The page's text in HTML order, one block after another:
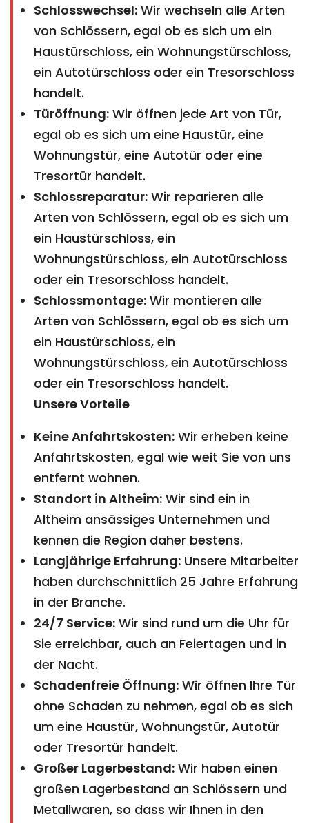
Schlosswechsel: Wir wechseln alle Arten
von Schlössern, egal ob es sich um ein
Haustürschloss, ein Wohnungstürschloss,
ein Autotürschloss oder ein Tresorschloss
handelt.
Türöffnung: Wir öffnen jede Art von Tür,
egal ob es sich um eine Haustür, eine
Wohnungstür, eine Autotür oder eine
Tresortür handelt.
Schlossreparatur: Wir reparieren alle
Arten von Schlössern, egal ob es sich um
ein Haustürschloss, ein
Wohnungstürschloss, ein Autotürschloss
oder ein Tresorschloss handelt.
Schlossmontage: Wir montieren alle
Arten von Schlössern, egal ob es sich um
ein Haustürschloss, ein
Wohnungstürschloss, ein Autotürschloss
oder ein Tresorschloss handelt.
Unsere Vorteile
Keine Anfahrtskosten: Wir erheben keine
Anfahrtskosten, egal wie weit Sie von uns
entfernt wohnen.
Standort in Altheim: Wir sind ein in
Altheim ansässiges Unternehmen und
kennen die Region daher bestens.
Langjährige Erfahrung: Unsere Mitarbeiter
haben durchschnittlich 25 Jahre Erfahrung
in der Branche.
24/7 Service: Wir sind rund um die Uhr für
Sie erreichbar, auch an Feiertagen und in
der Nacht.
Schadenfreie Öffnung: Wir öffnen Ihre Tür
ohne Schaden zu nehmen, egal ob es sich
um eine Haustür, Wohnungstür, Autotür
oder Tresortür handelt.
Großer Lagerbestand: Wir haben einen
großen Lagerbestand an Schlössern und
Metallwaren, so dass wir Ihnen in den